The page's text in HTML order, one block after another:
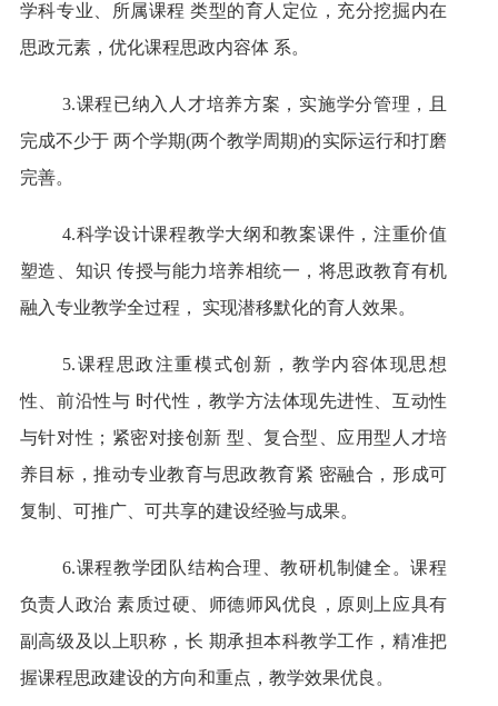
学科专业、所属课程 类型的育人定位，充分挖掘内在
思政元素，优化课程思政内容体 系。
3.课程已纳入人才培养方案，实施学分管理，且
完成不少于 两个学期(两个教学周期)的实际运行和打磨
完善。
4.科学设计课程教学大纲和教案课件，注重价值
塑造、知识 传授与能力培养相统一，将思政教育有机
融入专业教学全过程， 实现潜移默化的育人效果。
5.课程思政注重模式创新，教学内容体现思想
性、前沿性与 时代性，教学方法体现先进性、互动性
与针对性；紧密对接创新 型、复合型、应用型人才培
养目标，推动专业教育与思政教育紧 密融合，形成可
复制、可推广、可共享的建设经验与成果。
6.课程教学团队结构合理、教研机制健全。课程
负责人政治 素质过硬、师德师风优良，原则上应具有
副高级及以上职称，长 期承担本科教学工作，精准把
握课程思政建设的方向和重点，教学效果优良。